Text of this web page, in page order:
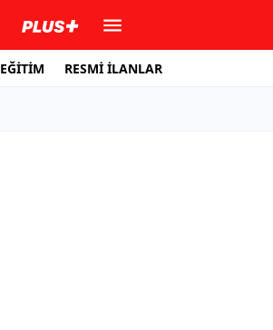
EĞİTİM RESMİ İLANLAR